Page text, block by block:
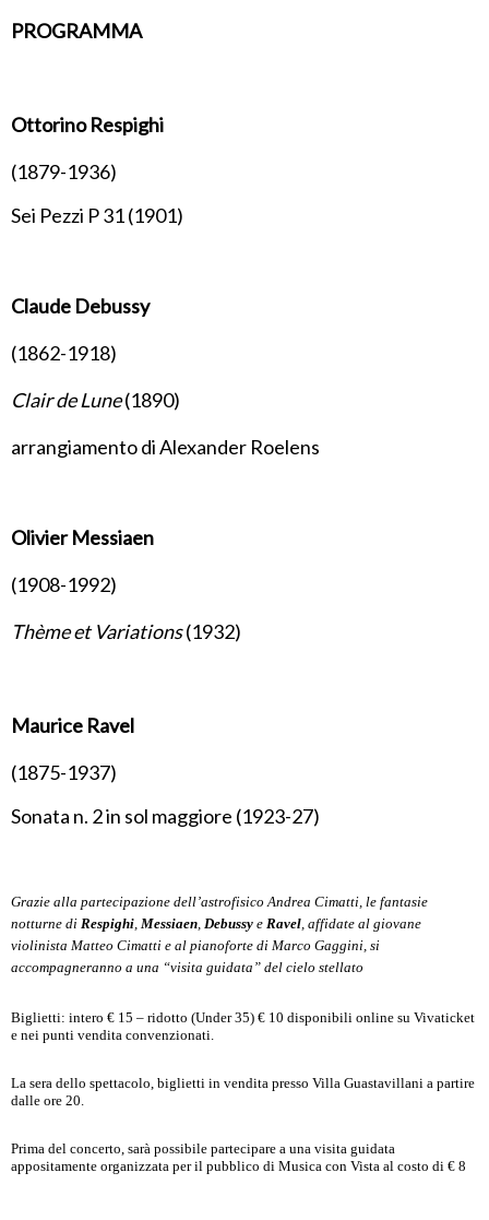
PROGRAMMA
Ottorino Respighi
(1879-1936)
Sei Pezzi P 31 (1901)
Claude Debussy
(1862-1918)
Clair de Lune(1890)
arrangiamento di Alexander Roelens
Olivier Messiaen
(1908-1992)
Thème et Variations(1932)
Maurice Ravel
(1875-1937)
Sonata n. 2 in sol maggiore (1923-27)
Grazie alla partecipazione dell’astrofisico Andrea Cimatti, le fantasie
notturne di Respighi, Messiaen, Debussy e Ravel, affidate al giovane
violinista Matteo Cimatti e al pianoforte di Marco Gaggini, si
accompagneranno a una “visita guidata” del cielo stellato
Biglietti: intero € 15 – ridotto (Under 35) € 10 disponibili online su Vivaticket
e nei punti vendita convenzionati.
La sera dello spettacolo, biglietti in vendita presso Villa Guastavillani a partire
dalle ore 20.
Prima del concerto, sarà possibile partecipare a una visita guidata
appositamente organizzata per il pubblico di Musica con Vista al costo di € 8